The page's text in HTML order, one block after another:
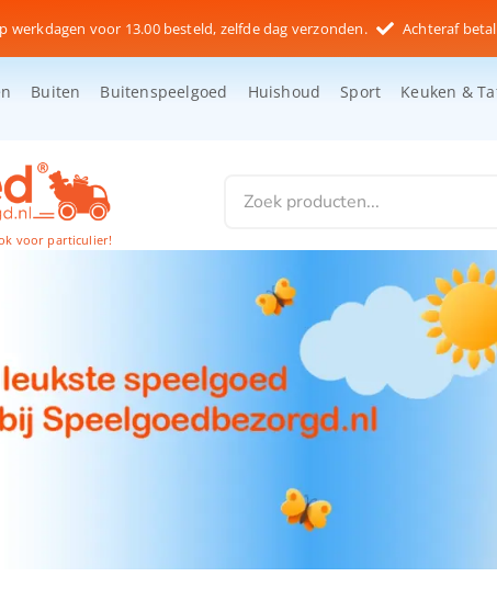
werkdagen voor 13.00 besteld, zelfde dag verzonden. Achteraf
Buiten Buitenspeelgoed Huishoud Sport Keuken &
voor particulier!